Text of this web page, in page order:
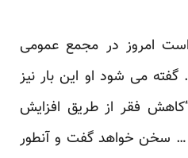
امروز در مجمع عمومی
می شود او این بار نیز
“کاهش فقر از طریق افزایش
… سخن خواهد گفت و آنطور